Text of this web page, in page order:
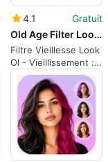
4.1
Gratuit
Old Age Filter Look Ol - Aging
Filtre Vieillesse Look
Ol - Vieillissement :
Effets de
vieillissement
réalistes pour les
selfies